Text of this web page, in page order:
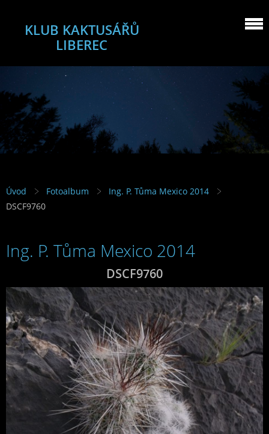
KLUB KAKTUSÁŘŮ
LIBEREC
Úvod Fotoalbum
Ing. P. Tůma Mexico 2014
DSCF9760
Ing. P. Tůma Mexico 2014
DSCF9760